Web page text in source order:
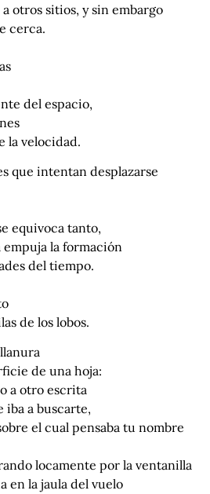
otros sitios, y sin embargo
cerca.
del espacio,
la velocidad.
que intentan desplazarse
equivoca tanto,
la formación
del tiempo.
de los lobos.
de una hoja:
a otro escrita
iba a buscarte,
el cual pensaba tu nombre
locamente por la ventanilla
en la jaula del vuelo